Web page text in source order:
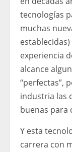
tecnologías
muchas
experiencia
alcance
“perfectas”,
industria las
buenas para
Y esta
carrera con